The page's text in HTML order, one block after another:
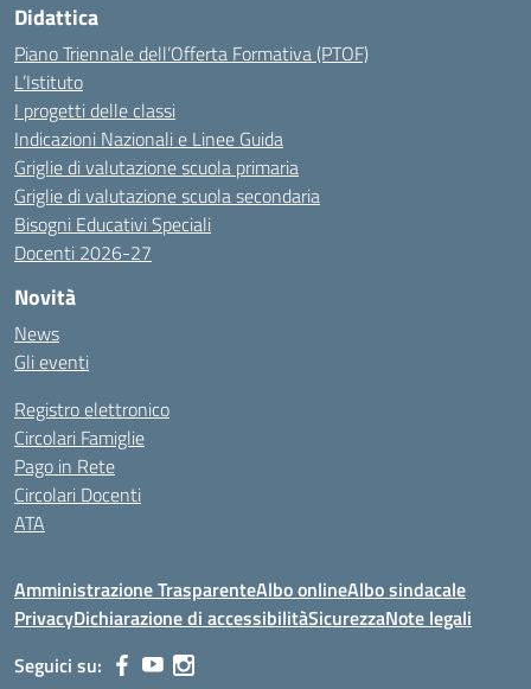
Didattica
Piano Triennale dell’Offerta Formativa (PTOF)
L’Istituto
I progetti delle classi
Indicazioni Nazionali e Linee Guida
Griglie di valutazione scuola primaria
Griglie di valutazione scuola secondaria
Bisogni Educativi Speciali
Docenti 2026-27
Novità
News
Gli eventi
Registro elettronico
Circolari Famiglie
Pago in Rete
Circolari Docenti
ATA
Amministrazione TrasparenteAlbo onlineAlbo sindacale
PrivacyDichiarazione di accessibilitàSicurezzaNote legali
Seguici su: